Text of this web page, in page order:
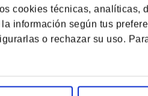
cookies técnicas,
información según tus
o rechazar su uso.